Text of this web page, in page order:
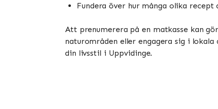
Fundera över hur många olika recept
Att prenumerera på en matkasse kan
naturområden eller engagera sig i
din livsstil i Uppvidinge.